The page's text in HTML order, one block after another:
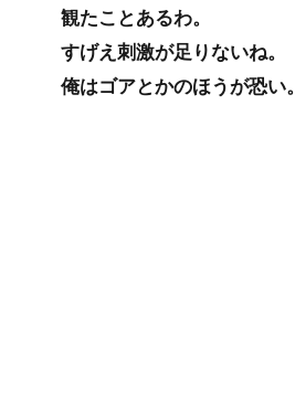
観たことあるわ。
すげえ刺激が足りないね。
俺はゴアとかのほうが恐い。